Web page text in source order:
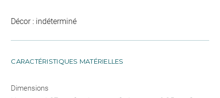
Décor : indéterminé
CARACTÉRISTIQUES MATÉRIELLES
Dimensions